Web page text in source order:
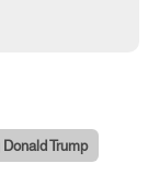
Trump